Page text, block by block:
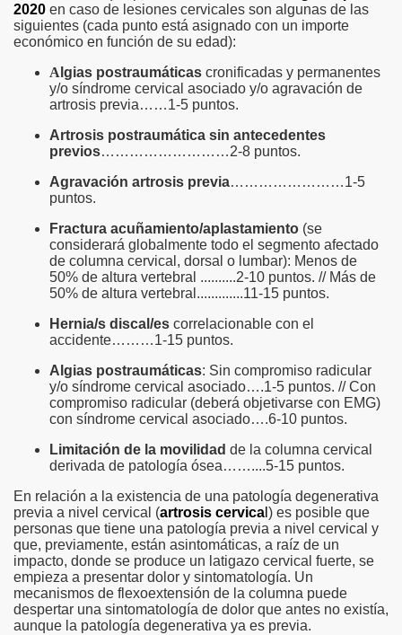
2020 en caso de lesiones cervicales son algunas de las
siguientes (cada punto está asignado con un importe
económico en función de su edad):
A lgias postraumáticas cronificadas y permanentes
y/o síndrome cervical asociado y/o agravación de
artrosis previa……1-5 puntos.
Artrosis postraumática sin antecedentes
previos………………………2-8 puntos.
Agravación artrosis previa……………………1-5
puntos.
Fractura acuñamiento/aplastamiento (se
considerará globalmente todo el segmento afectado
de columna cervical, dorsal o lumbar): Menos de
50% de altura vertebral ..........2-10 puntos. // Más de
50% de altura vertebral.............11-15 puntos.
Hernia/s discal/es correlacionable con el
accidente………1-15 puntos.
Algias postraumáticas: Sin compromiso radicular
y/o síndrome cervical asociado….1-5 puntos. // Con
compromiso radicular (deberá objetivarse con EMG)
con síndrome cervical asociado….6-10 puntos.
Limitación de la movilidad de la columna cervical
derivada de patología ósea……....5-15 puntos.
En relación a la existencia de una patología degenerativa
previa a nivel cervical (artrosis cervica ) es posible que
personas que tiene una patología previa a nivel cervical y
que, previamente, están asintomáticas, a raíz de un
impacto, donde se produce un latigazo cervical fuerte, se
empieza a presentar dolor y sintomatología. Un
mecanismos de flexoextensión de la columna puede
despertar una sintomatología de dolor que antes no existía,
aunque la patología degenerativa ya es previa.